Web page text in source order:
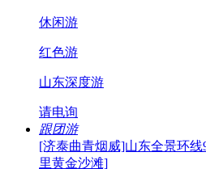
休闲游
红色游
山东深度游
请电询
跟团游
[济泰曲青烟威]山东全景环
里黄金沙滩]